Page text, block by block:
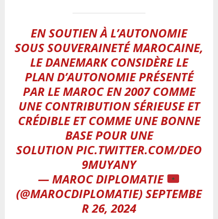
EN SOUTIEN À L’AUTONOMIE
SOUS SOUVERAINETÉ MAROCAINE,
LE DANEMARK CONSIDÈRE LE
PLAN D’AUTONOMIE PRÉSENTÉ
PAR LE MAROC EN 2007 COMME
UNE CONTRIBUTION SÉRIEUSE ET
CRÉDIBLE ET COMME UNE BONNE
BASE POUR UNE
SOLUTIONPIC.TWITTER.COM/DEO
9MUYANY
— MAROC DIPLOMATIE
(@MAROCDIPLOMATIE)SEPTEMBE
R 26, 2024